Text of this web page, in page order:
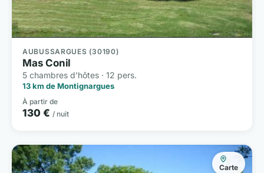
AUBUSSARGUES (30190)
Mas Conil
5 chambres d'hôtes · 12 pers.
13 km de Montignargues
À partir de
130 € / nuit
Carte